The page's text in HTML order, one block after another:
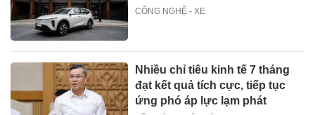
CÔNG NGHỆ - XE
Nhiều chỉ tiêu kinh tế 7 tháng
đạt kết quả tích cực, tiếp tục
ứng phó áp lực lạm phát